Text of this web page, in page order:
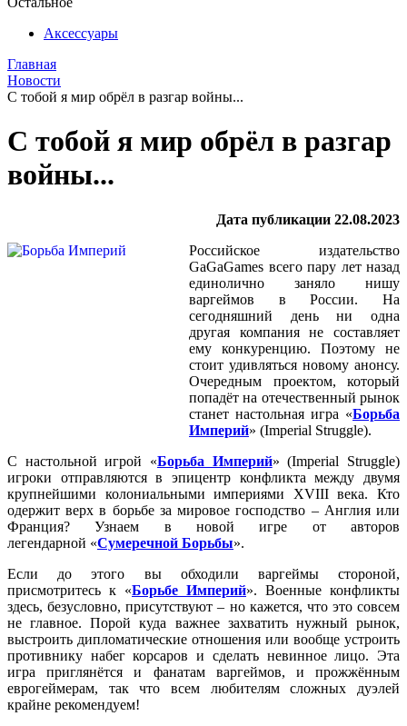
Аксессуары
Главная
Новости
С тобой я мир обрёл в разгар войны...
С тобой я мир обрёл в разгар
войны...
Дата публикации 22.08.2023
Российское издательство
GaGaGames всего пару лет назад
единолично заняло нишу
варгеймов в России. На
сегодняшний день ни одна
другая компания не составляет
ему конкуренцию. Поэтому не
стоит удивляться новому анонсу.
Очередным проектом, который
попадёт на отечественный рынок
станет настольная игра «Борьба
Империй» (Imperial Struggle).
С настольной игрой «Борьба Империй» (Imperial Struggle)
игроки отправляются в эпицентр конфликта между двумя
крупнейшими колониальными империями XVIII века. Кто
одержит верх в борьбе за мировое господство – Англия или
Франция? Узнаем в новой игре от авторов
легендарной «Сумеречной Борьбы».
Если до этого вы обходили варгеймы стороной,
присмотритесь к «Борьбе Империй». Военные конфликты
здесь, безусловно, присутствуют – но кажется, что это совсем
не главное. Порой куда важнее захватить нужный рынок,
выстроить дипломатические отношения или вообще устроить
противнику набег корсаров и сделать невинное лицо. Эта
игра приглянётся и фанатам варгеймов, и прожжённым
еврогеймерам, так что всем любителям сложных дуэлей
крайне рекомендуем!